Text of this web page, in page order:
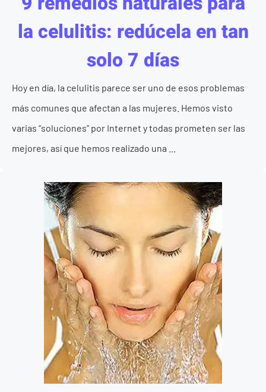
la celulitis: redúcela en tan
solo 7 días
Hoy en día, la celulitis parece ser uno de esos problemas
más comunes que afectan a las mujeres. Hemos visto
varias “soluciones” por Internet y todas prometen ser las
mejores, así que hemos realizado una ...